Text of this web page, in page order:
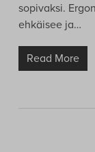
sopivaksi.
ehkäisee ja…
Read More